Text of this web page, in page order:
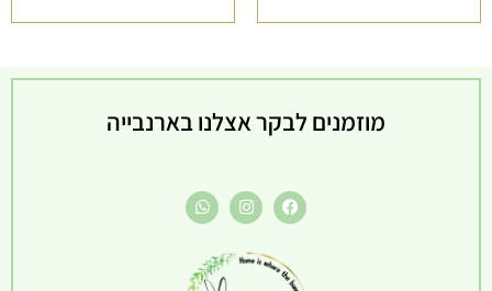
מוזמנים לבקר אצלנו בארנבייה